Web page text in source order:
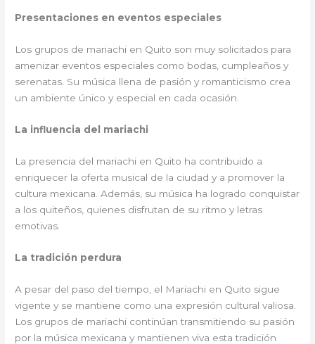
Presentaciones en eventos especiales
Los grupos de mariachi en Quito son muy solicitados para
amenizar eventos especiales como bodas, cumpleaños y
serenatas. Su música llena de pasión y romanticismo crea
un ambiente único y especial en cada ocasión.
La influencia del mariachi
La presencia del mariachi en Quito ha contribuido a
enriquecer la oferta musical de la ciudad y a promover la
cultura mexicana. Además, su música ha logrado conquistar
a los quiteños, quienes disfrutan de su ritmo y letras
emotivas.
La tradición perdura
A pesar del paso del tiempo, el Mariachi en Quito sigue
vigente y se mantiene como una expresión cultural valiosa.
Los grupos de mariachi continúan transmitiendo su pasión
por la música mexicana y mantienen viva esta tradición